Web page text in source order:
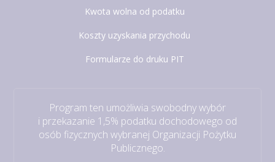
Kwota wolna od podatku
Koszty uzyskania przychodu
Formularze do druku PIT
Program ten umożliwia swobodny wybór
i przekazanie 1,5% podatku dochodowego od
osób fizycznych wybranej Organizacji Pożytku
Publicznego.